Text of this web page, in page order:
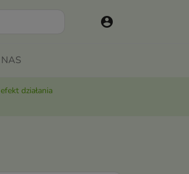
account_circle
działania